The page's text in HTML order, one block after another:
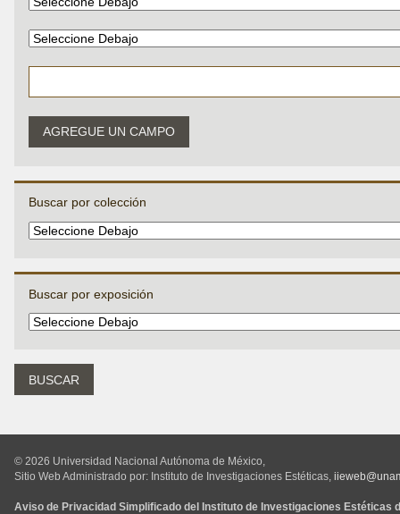
AGREGUE UN CAMPO
Buscar por colección
Buscar por exposición
© 2026 Universidad Nacional Autónoma de México,
Sitio Web Administrado por: Instituto de Investigaciones Estéticas,
Aviso de Privacidad Simplificado del Instituto de Investigaciones Estéticas